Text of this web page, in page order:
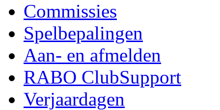
Commissies
Spelbepalingen
Aan- en afmelden
RABO ClubSupport
Verjaardagen